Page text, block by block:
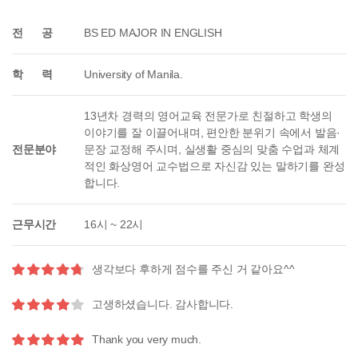
전 공 BS ED MAJOR IN ENGLISH
학 력 University of Manila.
전문분야
13년차 경력의 영어교육 전문가로 친절하고 학생의
이야기를 잘 이끌어내며, 편안한 분위기 속에서 발음·
문장 교정해 주시며, 실생활 중심의 맞춤 수업과 체계
적인 화상영어 교수법으로 자신감 있는 말하기를 완성
합니다.
근무시간 16시 ~ 22시
생각보다 후하게 점수를 주신 거 같아요^^
고생하셨습니다. 감사합니다.
Thank you very much.